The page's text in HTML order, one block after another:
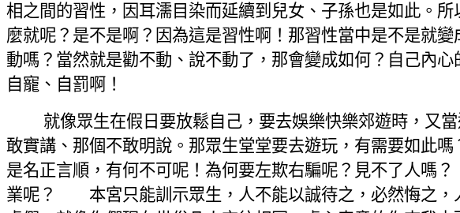
相之間的習性，因耳濡目染而延續到兒女、子孫也是如此。所
麼就呢？是不是啊？因為這是習性啊！那習性當中是不是就
動嗎？當然就是勸不動、說不動了，那會變成如何？自己內
自寵、自罰啊！
就像眾生在假日要放鬆自己，要去娛樂快樂郊遊時，又
敢實講、那個不敢明說。那眾生堂堂要去遊玩，有需要如此
是名正言順，有何不可呢！為何要左欺右騙呢？見不了人嗎
業呢？ 本宮只能訓示眾生，人不能以誠待之，必然悔之，